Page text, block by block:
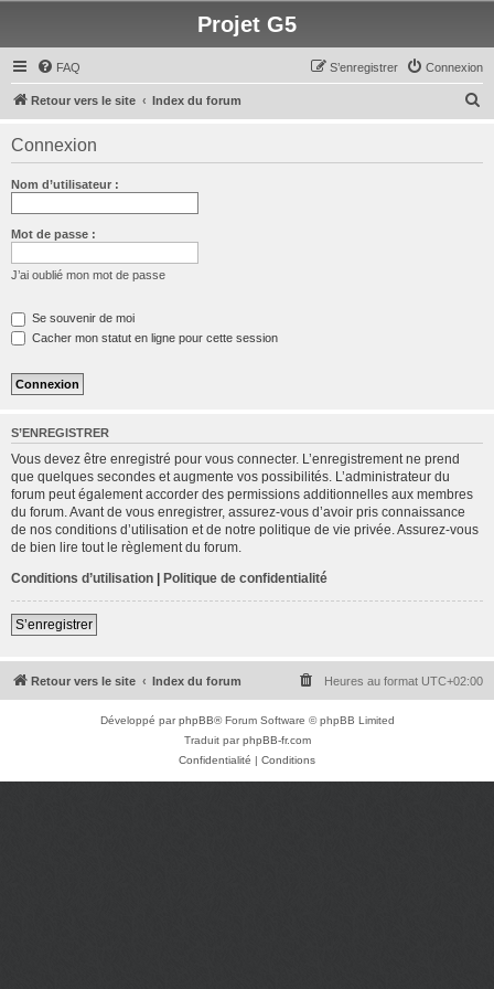
Projet G5
FAQ Connexion
S’enregistrer
Retour vers le site Index du forum
Connexion
Nom d’utilisateur :
Mot de passe :
J’ai oublié mon mot de passe
Se souvenir de moi
Cacher mon statut en ligne pour cette session
S’ENREGISTRER
Vous devez être enregistré pour vous connecter. L’enregistrement ne prend
que quelques secondes et augmente vos possibilités. L’administrateur du
forum peut également accorder des permissions additionnelles aux membres
du forum. Avant de vous enregistrer, assurez-vous d’avoir pris connaissance
de nos conditions d’utilisation et de notre politique de vie privée. Assurez-vous
de bien lire tout le règlement du forum.
Conditions d’utilisation | Politique de confidentialité
S’enregistrer
Retour vers le site Index du forum Heures au format UTC+02:00
Développé parphpBB® Forum Software © phpBB Limited
Traduit parphpBB-fr.com
Confidentialité | Conditions